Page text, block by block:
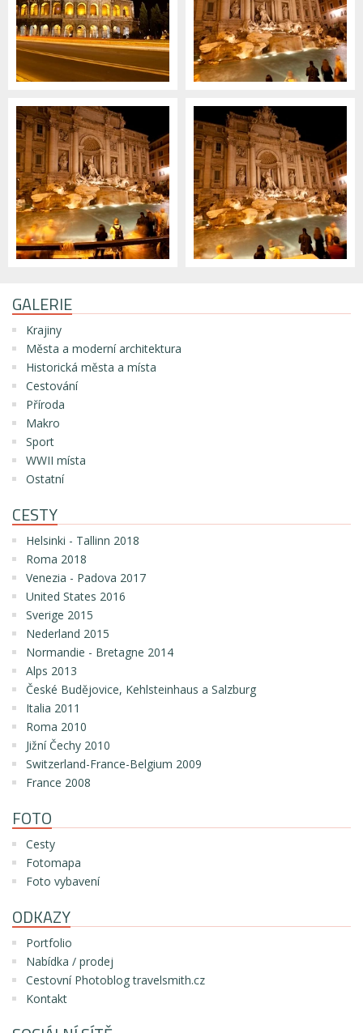
GALERIE
Krajiny
Města a moderní architektura
Historická města a místa
Cestování
Příroda
Makro
Sport
WWII místa
Ostatní
CESTY
Helsinki - Tallinn 2018
Roma 2018
Venezia - Padova 2017
United States 2016
Sverige 2015
Nederland 2015
Normandie - Bretagne 2014
Alps 2013
České Budějovice, Kehlsteinhaus a Salzburg
Italia 2011
Roma 2010
Jižní Čechy 2010
Switzerland-France-Belgium 2009
France 2008
FOTO
Cesty
Fotomapa
Foto vybavení
ODKAZY
Portfolio
Nabídka / prodej
Cestovní Photoblog travelsmith.cz
Kontakt